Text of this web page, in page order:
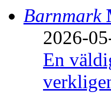
Barnmark
2026-
En